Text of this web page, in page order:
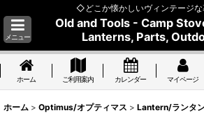
◇どこか懐かしいヴィンテージ
メニュー
Old and Tools - Camp
Lanterns, Parts,
ホーム ご利用案内 カレンダー マイページ
ホーム > Optimus/オプティマス > Lantern/ランタ